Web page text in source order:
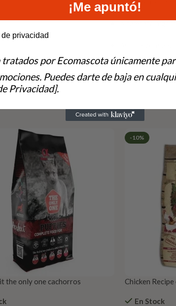
the only one cachorros
-10%
Chicken
En Stock
¡Me apuntó!
hear from us?
privacidad
tratados por Ecomascota únicamente
Puedes darte de baja en
Privacidad].